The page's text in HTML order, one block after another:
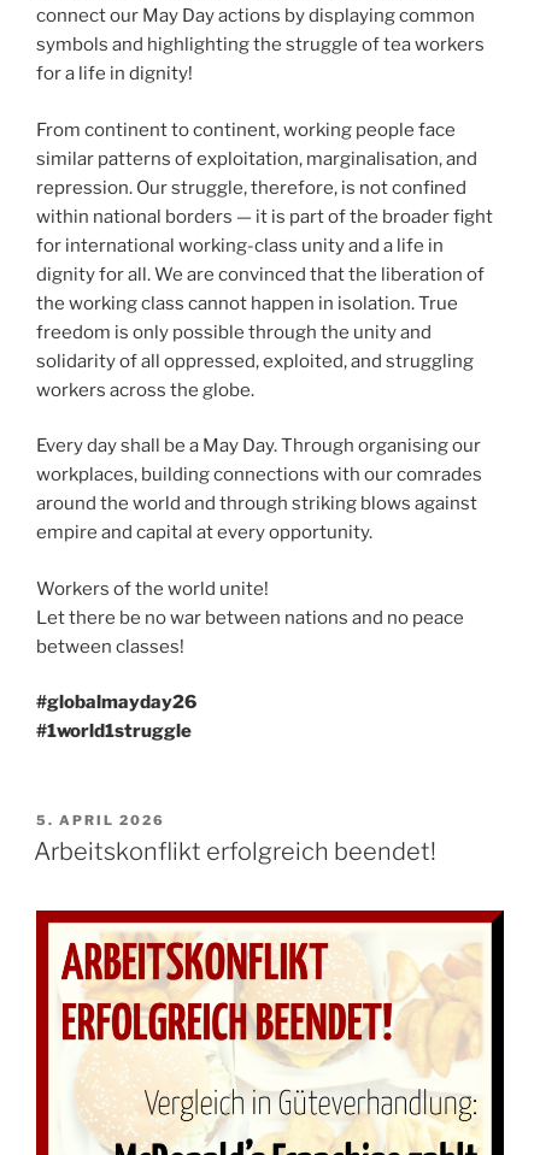
connect our May Day actions by displaying common
symbols and highlighting the struggle of tea workers
for a life in dignity!
From continent to continent, working people face
similar patterns of exploitation, marginalisation, and
repression. Our struggle, therefore, is not confined
within national borders — it is part of the broader fight
for international working-class unity and a life in
dignity for all. We are convinced that the liberation of
the working class cannot happen in isolation. True
freedom is only possible through the unity and
solidarity of all oppressed, exploited, and struggling
workers across the globe.
Every day shall be a May Day. Through organising our
workplaces, building connections with our comrades
around the world and through striking blows against
empire and capital at every opportunity.
Workers of the world unite!
Let there be no war between nations and no peace
between classes!
#globalmayday26
#1world1struggle
VERÖFFENTLICHT
AM
5. APRIL 2026
Arbeitskonflikt erfolgreich beendet!